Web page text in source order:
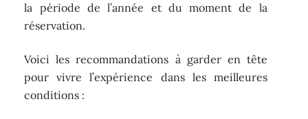
la période de l’année et du moment de la
réservation.
Voici les recommandations à garder en tête
pour vivre l’expérience dans les meilleures
conditions :